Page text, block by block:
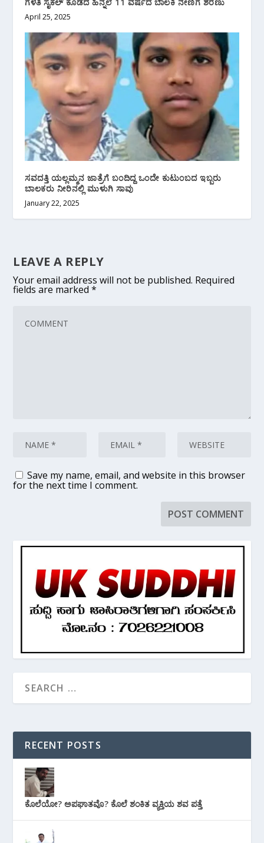
ಗೆಳತಿ ಸೈಕಲ್ ಕೊಡದ ಹಿನ್ನಲೆ 11 ವರ್ಷದ ಬಾಲಕಿ ನೇಣಿಗೆ ಶರಣು
April 25, 2025
ಸವದತ್ತಿ ಯಲ್ಲಮ್ಮನ ಜಾತ್ರೆಗೆ ಬಂದಿದ್ದ ಒಂದೇ ಕುಟುಂಬದ ಇಬ್ಬರು
ಬಾಲಕರು ನೀರಿನಲ್ಲಿ ‌ಮುಳುಗಿ ಸಾವು
January 22, 2025
LEAVE A REPLY
Your email address will not be published. Required
fields are marked*
Save my name, email, and website in this browser
for the next time I comment.
RECENT POSTS
ಕೊಲೆಯೋ? ಅಪಘಾತವೊ? ಕೊಲೆ ಶಂಕಿತ ವ್ಯಕ್ತಿಯ ಶವ ಪತ್ತೆ